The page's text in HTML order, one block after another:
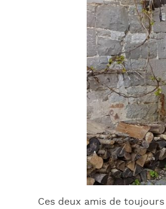
Ces deux amis de